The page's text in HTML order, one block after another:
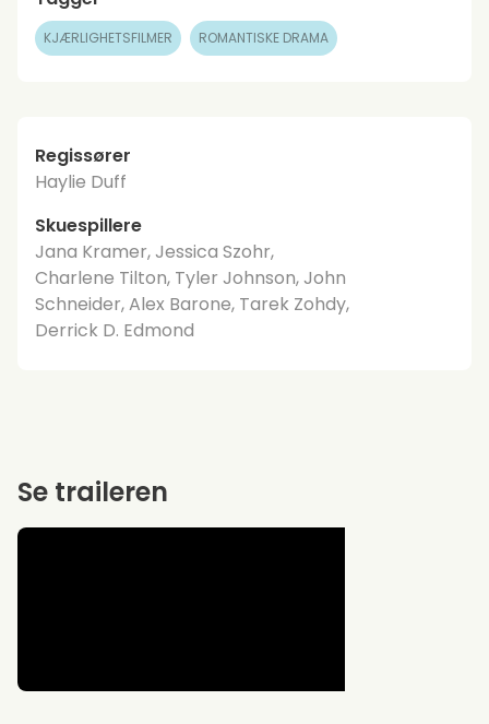
KJÆRLIGHETSFILMER ROMANTISKE DRAMA
Regissører
Haylie Duff
Skuespillere
Jana Kramer, Jessica Szohr,
Charlene Tilton, Tyler Johnson, John
Schneider, Alex Barone, Tarek Zohdy,
Derrick D. Edmond
Se traileren